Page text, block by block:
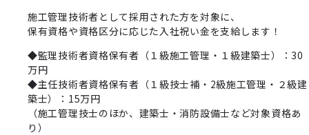
施工管理技術者として採用された方を対象に、
保有資格や資格区分に応じた入社祝い金を支給します！
◆監理技術者資格保有者（１級施工管理・１級建築士）：30
万円
◆主任技術者資格保有者（１級技士補・2級施工管理・２級建
築士）：15万円
（施工管理技士のほか、建築士・消防設備士など対象資格あ
り）